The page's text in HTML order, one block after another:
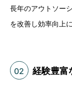
長年のアウトソー
を改善し効率向上
02 経験豊富